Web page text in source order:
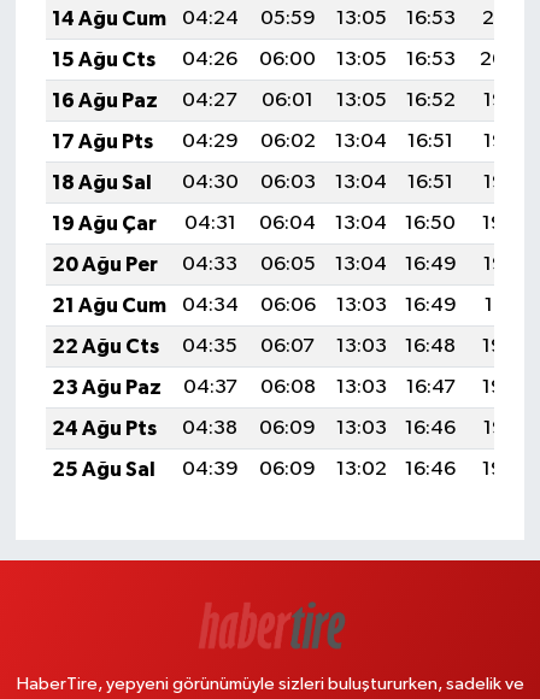
14 Ağu Cum
04:24 05:59 13:05 16:53
20:01
15 Ağu Cts
04:26 06:00 13:05 16:53
20:00
16 Ağu Paz
04:27 06:01 13:05 16:52
19:58
17 Ağu Pts
04:29 06:02 13:04 16:51
19:57
18 Ağu Sal
04:30 06:03 13:04 16:51
19:55
19 Ağu Çar
04:31 06:04 13:04 16:50
19:54
20 Ağu Per
04:33 06:05 13:04 16:49
19:53
21 Ağu Cum
04:34 06:06 13:03 16:49
19:51
22 Ağu Cts
04:35 06:07 13:03 16:48
19:50
23 Ağu Paz
04:37 06:08 13:03 16:47
19:48
24 Ağu Pts
04:38 06:09 13:03 16:46
19:47
25 Ağu Sal
04:39 06:09 13:02 16:46 19:45
HaberTire, yepyeni görünümüyle sizleri buluştururken, sadelik ve